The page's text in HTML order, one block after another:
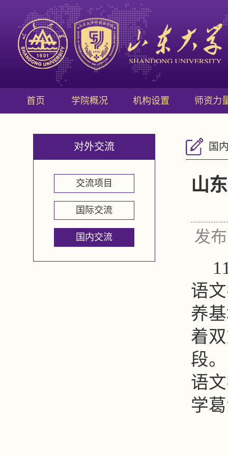
首页 学院概况 机构设置 师资力
对外交流
交流项目
国际交流
国内交流
国
山
发
语
养
着
段
语
学